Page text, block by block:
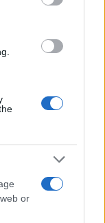
or